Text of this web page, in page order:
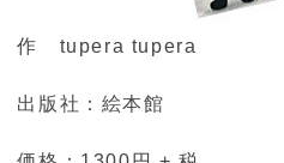
作 tupera tupera
出版社：絵本館